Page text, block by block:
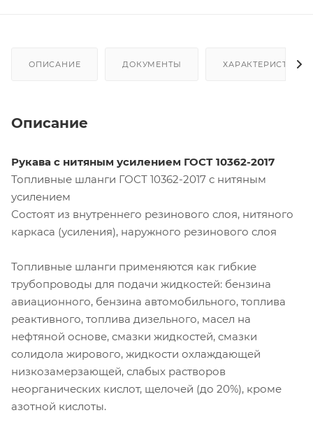
ОПИСАНИЕ ДОКУМЕНТЫ ХАРАКТЕРИСТИКИ
Описание
Рукава с нитяным усилением ГОСТ 10362-2017
Топливные шланги ГОСТ 10362-2017 с нитяным
усилением
Состоят из внутреннего резинового слоя, нитяного
каркаса (усиления), наружного резинового слоя
Топливные шланги применяются как гибкие
трубопроводы для подачи жидкостей: бензина
авиационного, бензина автомобильного, топлива
реактивного, топлива дизельного, масел на
нефтяной основе, смазки жидкостей, смазки
солидола жирового, жидкости охлаждающей
низкозамерзающей, слабых растворов
неорганических кислот, щелочей (до 20%), кроме
азотной кислоты.